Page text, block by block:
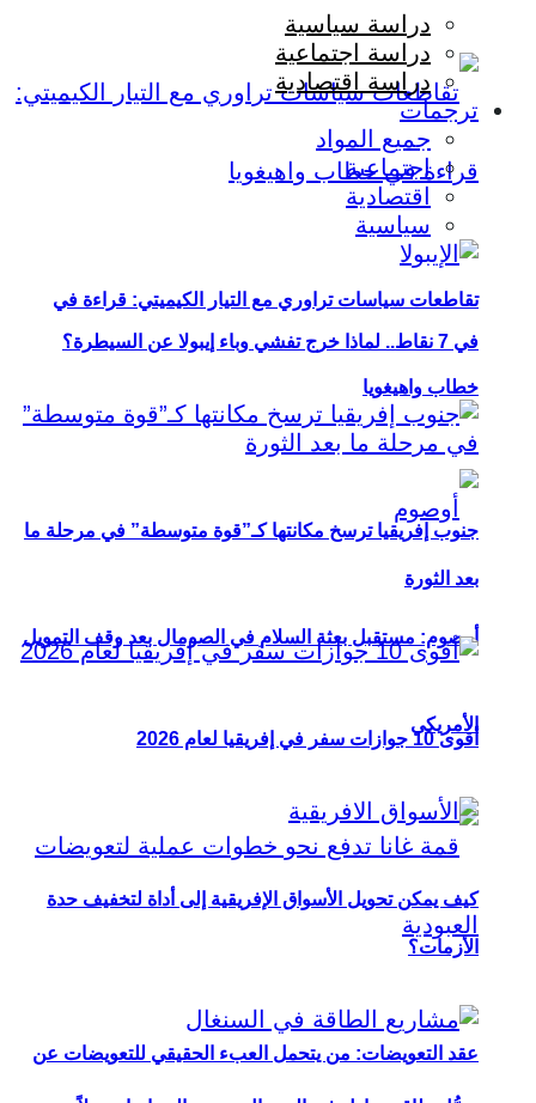
تقاطعات سياسات تراوري مع التيار الكيميتي: قراءة في
خطاب واهيغويا
أوصوم: مستقبل بعثة السلام في الصومال بعد وقف التمويل
الأمريكي
عقد التعويضات: من يتحمل العبء الحقيقي للتعويضات عن
دراسة سياسية
دراسة اجتماعية
دراسة اقتصادية
ترجمات
جميع المواد
اجتماعية
اقتصادية
سياسية
في 7 نقاط.. لماذا خرج تفشي وباء إيبولا عن السيطرة؟
جنوب إفريقيا ترسخ مكانتها كـ”قوة متوسطة” في مرحلة ما
بعد الثورة
أقوى 10 جوازات سفر في إفريقيا لعام 2026
كيف يمكن تحويل الأسواق الإفريقية إلى أداة لتخفيف حدة
الأزمات؟